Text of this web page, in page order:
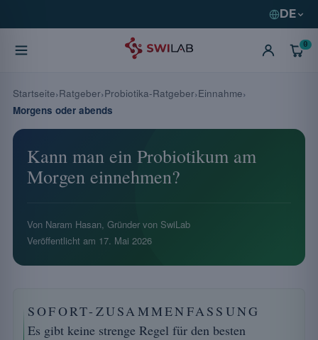
DE
0
Kann man ein Probiotikum am
Morgen einnehmen?
Von Naram Hasan, Gründer von SwiLab
Veröffentlicht am 17. Mai 2026
SOFORT-ZUSAMMENFASSUNG
Es gibt keine strenge Regel für den besten
Startseite Ratgeber Probiotika-Ratgeber Einnahme
Morgens oder abends